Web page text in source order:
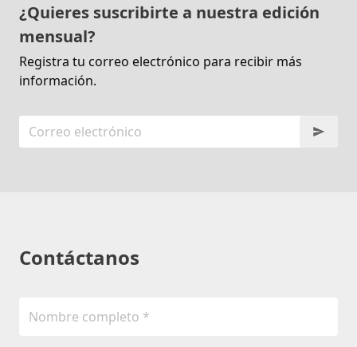
¿Quieres suscribirte a nuestra edición
mensual?
Registra tu correo electrónico para recibir más
información.
Contáctanos